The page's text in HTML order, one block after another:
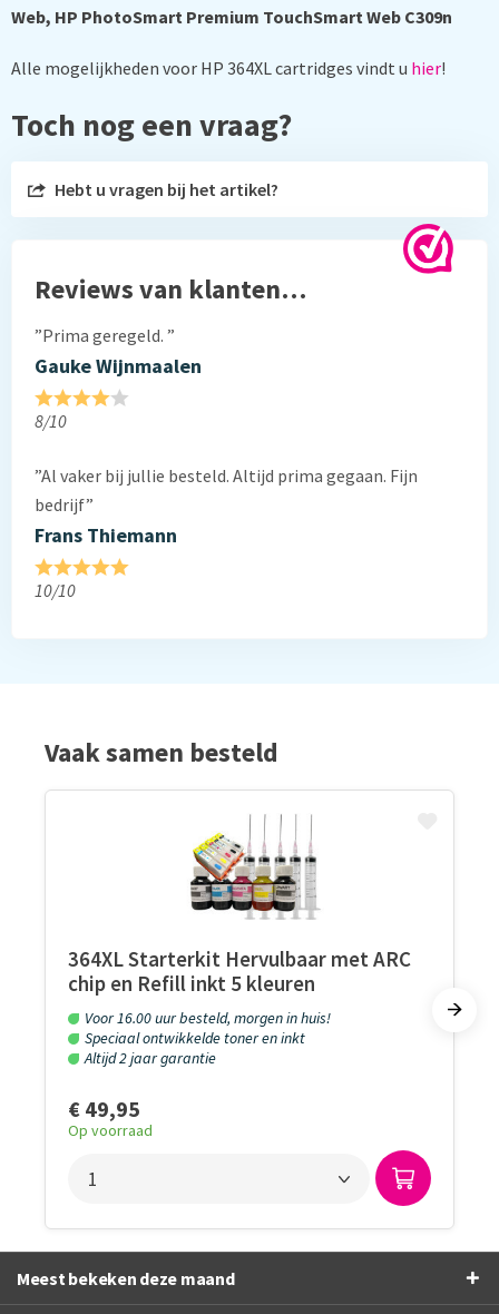
Web, HP PhotoSmart Premium TouchSmart Web C309n
Alle mogelijkheden voor HP 364XL cartridges vindt u hier!
Toch nog een vraag?
Hebt u vragen bij het artikel?
Reviews van klanten…
”Prima geregeld. ”
Gauke Wijnmaalen
8/10
”Al vaker bij jullie besteld. Altijd prima gegaan. Fijn
bedrijf”
Frans Thiemann
10/10
Vaak samen besteld
364XL Starterkit Hervulbaar met ARC
chip en Refill inkt 5 kleuren
Voor 16.00 uur besteld, morgen in huis!
Speciaal ontwikkelde toner en inkt
Altijd 2 jaar garantie
€ 49,95
Op voorraad
Meest bekeken deze maand